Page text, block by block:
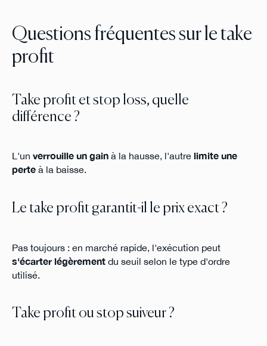
Questions fréquentes sur le take
profit
Take profit et stop loss, quelle
différence ?
L'un verrouille un gainà la hausse, l'autre limite une
perteà la baisse.
Le take profit garantit-il le prix exact ?
Pas toujours : en marché rapide, l'exécution peut
s'écarter légèrementdu seuil selon le type d'ordre
utilisé.
Take profit ou stop suiveur ?